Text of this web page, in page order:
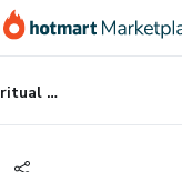
Blindagem Espiritual e Psíquica - Nível I